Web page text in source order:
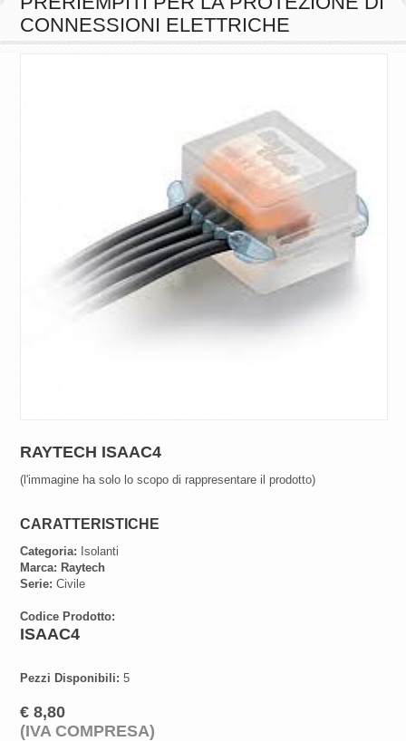
CONNESSIONI ELETTRICHE
RAYTECH ISAAC4
(l'immagine ha solo lo scopo di rappresentare il prodotto)
CARATTERISTICHE
Categoria: Isolanti
Marca: Raytech
Serie: Civile
Codice Prodotto:
ISAAC4
Pezzi Disponibili: 5
€ 8,80
(IVA COMPRESA)